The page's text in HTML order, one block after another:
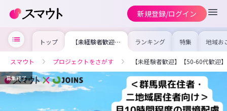
新規登録/ログイン
トップ 【未経験者歓迎】
【50-60代歓迎】
に環境配慮型の農
業資材を広めるお
仕事
ランキング 特集 地域お
の求
を集め
事内容
を比較
合った
けよう
スマウト プロジェクトをさがす 【未経験者歓迎】【50-60代歓迎
募集終了